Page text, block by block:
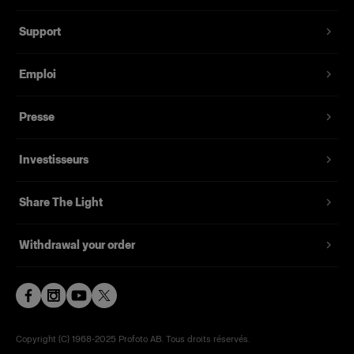
Cloche en verre dépoli de 100 mm pour les
Twin. Lampe pilote d’une puissance maximale de
500 W, avec température de couleur neutre.
-300K, UV -600K et UNC (sans revêtement),
Fonctionnalités
Support
Emploi
Presse
Investisseurs
Share The Light
Withdrawal your order
Copyright (C) 1968-2025 Profoto AB. Tous droits réservés.